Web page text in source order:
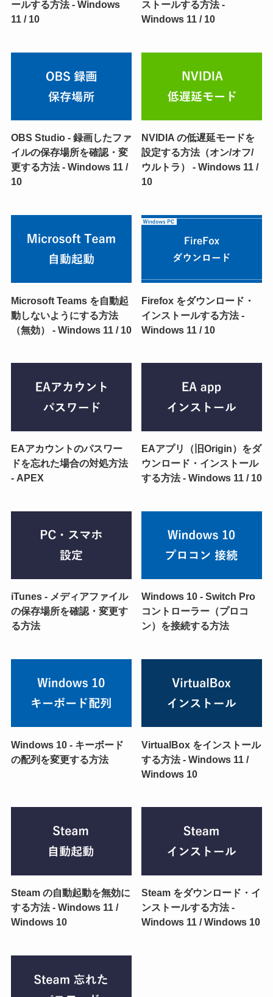
ールする方法 - Windows
11 / 10
ストールする方法 -
Windows 11 / 10
OBS Studio - 録画したファ
イルの保存場所を確認・変
更する方法 - Windows 11 /
10
NVIDIA の低遅延モードを
設定する方法（オン/オフ/
ウルトラ） - Windows 11 /
10
Microsoft Teams を自動起
動しないようにする方法
（無効） - Windows 11 / 10
Firefox をダウンロード・
インストールする方法 -
Windows 11 / 10
EAアカウントのパスワー
ドを忘れた場合の対処方法
- APEX
EAアプリ（旧Origin）をダ
ウンロード・インストール
する方法 - Windows 11 / 10
iTunes - メディアファイル
の保存場所を確認・変更す
る方法
Windows 10 - Switch Pro
コントローラー（プロコ
ン）を接続する方法
Windows 10 - キーボード
の配列を変更する方法
VirtualBox をインストール
する方法 - Windows 11 /
Windows 10
Steam の自動起動を無効に
する方法 - Windows 11 /
Windows 10
Steam をダウンロード・イ
ンストールする方法 -
Windows 11 / Windows 10